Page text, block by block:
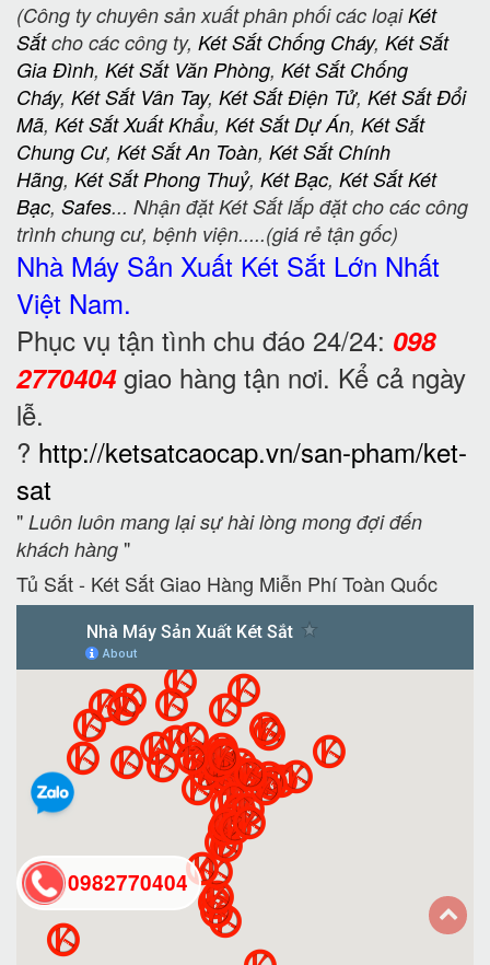
(Công ty chuyên sản xuất phân phối các loạiKét
Sắtcho các công ty, Két Sắt Chống Cháy, Két Sắt
Gia Đình, Két Sắt Văn Phòng, Két Sắt Chống
Cháy, Két Sắt Vân Tay, Két Sắt Điện Tử, Két Sắt Đổi
Mã, Két Sắt Xuất Khẩu, Két Sắt Dự Án, Két Sắt
Chung Cư, Két Sắt An Toàn, Két Sắt Chính
Hãng, Két Sắt Phong Thuỷ, Két Bạc, Két Sắt Két
Bạc, Safes... Nhận đặt Két Sắt lắp đặt cho các công
trình chung cư, bệnh viện.....(giá rẻ tận gốc)
Nhà Máy Sản Xuất Két Sắt Lớn Nhất
Việt Nam.
Phục vụ tận tình chu đáo 24/24: 098
2770404giao hàng tận nơi. Kể cả ngày
lễ.
? http://ketsatcaocap.vn/san-pham/ket-
sat
" Luôn luôn mang lại sự hài lòng mong đợi đến
khách hàng "
Tủ Sắt - Két Sắt Giao Hàng Miễn Phí Toàn Quốc
0982770404